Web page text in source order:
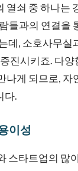
열쇠 중 하나는
들과의 연결을
데, 소호사무실
진시키죠. 다
나게 되므로, 자
다.
이성
스타트업의 많